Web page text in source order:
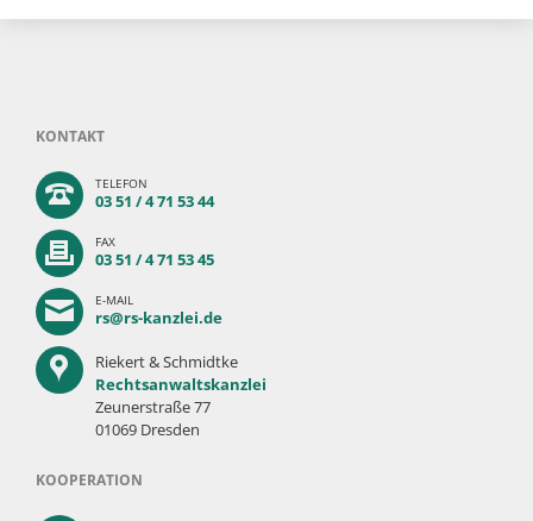
KONTAKT
TELEFON
03 51 / 4 71 53 44
FAX
03 51 / 4 71 53 45
E-MAIL
rs@rs-kanzlei.de
Riekert & Schmidtke
Rechtsanwaltskanzlei
Zeunerstraße 77
01069 Dresden
KOOPERATION